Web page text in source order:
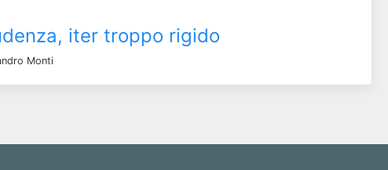
iter troppo rigido
Monti